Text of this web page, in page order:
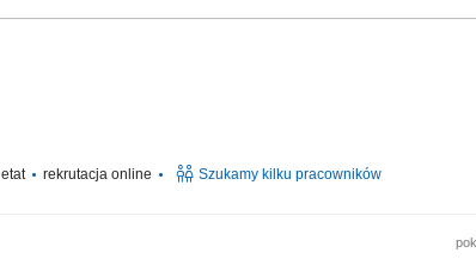
etat rekrutacja online Szukamy kilku pracowników